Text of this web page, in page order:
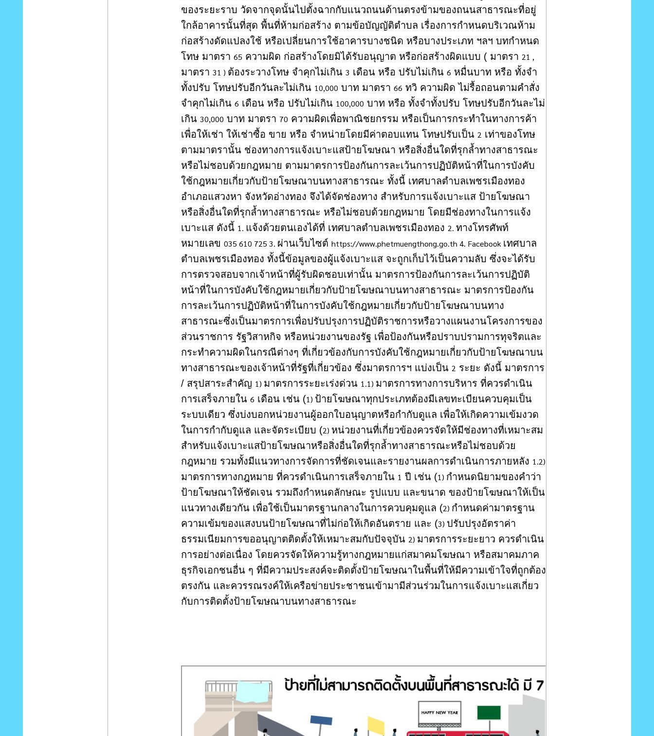
ของระยะราบ วัดจากจุดนั้นไปตั้งฉากกับแนวถนนด้านตรงข้ามของถนนสาธารณะที่อยู่
ใกล้อาคารนั้นที่สุด พื้นที่ห้ามก่อสร้าง ตามข้อบัญญัติตำบล เรื่องการกำหนดบริเวณห้าม
ก่อสร้างดัดแปลงใช้ หรือเปลี่ยนการใช้อาคารบางชนิด หรือบางประเภท ฯลฯ บทกำหนด
โทษ มาตรา 65 ความผิด ก่อสร้างโดยมิได้รับอนุญาต หรือก่อสร้างผิดแบบ ( มาตรา 21 ,
มาตรา 31 ) ต้องระวางโทษ จำคุกไม่เกิน 3 เดือน หรือ ปรับไม่เกิน 6 หมื่นบาท หรือ ทั้งจำ
ทั้งปรับ โทษปรับอีกวันละไม่เกิน 10,000 บาท มาตรา 66 ทวิ ความผิด ไม่รื้อถอนตามคำสั่ง
จำคุกไม่เกิน 6 เดือน หรือ ปรับไม่เกิน 100,000 บาท หรือ ทั้งจำทั้งปรับ โทษปรับอีกวันละไม่
เกิน 30,000 บาท มาตรา 70 ความผิดเพื่อพาณิชยกรรม หรือเป็นการกระทำในทางการค้า
เพื่อให้เช่า ให้เช่าซื้อ ขาย หรือ จำหน่ายโดยมีค่าตอบแทน โทษปรับเป็น 2 เท่าของโทษ
ตามมาตรานั้น ช่องทางการแจ้งเบาะแสป้ายโฆษณา หรือสิ่งอื่นใดที่รุกล้ำทางสาธารณะ
หรือไม่ชอบด้วยกฎหมาย ตามมาตรการป้องกันการละเว้นการปฏิบัติหน้าที่ในการบังคับ
ใช้กฎหมายเกี่ยวกับป้ายโฆษณาบนทางสาธารณะ ทั้งนี้ เทศบาลตำบลเพชรเมืองทอง
อำเภอแสวงหา จังหวัดอ่างทอง จึงได้จัดช่องทาง สำหรับการแจ้งเบาะแส ป้ายโฆษณา
หรือสิ่งอื่นใดที่รุกล้ำทางสาธารณะ หรือไม่ชอบด้วยกฎหมาย โดยมีช่องทางในการแจ้ง
เบาะแส ดังนี้ 1. แจ้งด้วยตนเองได้ที่ เทศบาลตำบลเพชรเมืองทอง 2. ทางโทรศัพท์
หมายเลข 035 610 725 3. ผ่านเว็บไซต์ https://www.phetmuengthong.go.th 4. Facebook เทศบาล
ตำบลเพชรเมืองทอง ทั้งนี้ข้อมูลของผู้แจ้งเบาะแส จะถูกเก็บไว้เป็นความลับ ซึ่งจะได้รับ
การตรวจสอบจากเจ้าหน้าที่ผู้รับผิดชอบเท่านั้น มาตรการป้องกันการละเว้นการปฏิบัติ
หน้าที่ในการบังคับใช้กฎหมายเกี่ยวกับป้ายโฆษณาบนทางสาธารณะ มาตรการป้องกัน
การละเว้นการปฏิบัติหน้าที่ในการบังคับใช้กฎหมายเกี่ยวกับป้ายโฆษณาบนทาง
สาธารณะซึ่งเป็นมาตรการเพื่อปรับปรุงการปฏิบัติราชการหรือวางแผนงานโครงการของ
ส่วนราชการ รัฐวิสาหกิจ หรือหน่วยงานของรัฐ เพื่อป้องกันหรือปราบปรามการทุจริตและ
กระทำความผิดในกรณีต่างๆ ที่เกี่ยวข้องกับการบังคับใช้กฎหมายเกี่ยวกับป้ายโฆษณาบน
ทางสาธารณะของเจ้าหน้าที่รัฐที่เกี่ยวข้อง ซึ่งมาตรการฯ แบ่งเป็น 2 ระยะ ดังนี้ มาตรการ
/ สรุปสาระสำคัญ 1) มาตรการระยะเร่งด่วน 1.1) มาตรการทางการบริหาร ที่ควรดำเนิน
การเสร็จภายใน 6 เดือน เช่น (1) ป้ายโฆษณาทุกประเภทต้องมีเลขทะเบียนควบคุมเป็น
ระบบเดียว ซึ่งบ่งบอกหน่วยงานผู้ออกใบอนุญาตหรือกำกับดูแล เพื่อให้เกิดความเข้มงวด
ในการกำกับดูแล และจัดระเบียบ (2) หน่วยงานที่เกี่ยวข้องควรจัดให้มีช่องทางที่เหมาะสม
สำหรับแจ้งเบาะแสป้ายโฆษณาหรือสิ่งอื่นใดที่รุกล้ำทางสาธารณะหรือไม่ชอบด้วย
กฎหมาย รวมทั้งมีแนวทางการจัดการที่ชัดเจนและรายงานผลการดำเนินการภายหลัง 1.2)
มาตรการทางกฎหมาย ที่ควรดำเนินการเสร็จภายใน 1 ปี เช่น (1) กำหนดนิยามของคำว่า
ป้ายโฆษณาให้ชัดเจน รวมถึงกำหนดลักษณะ รูปแบบ และขนาด ของป้ายโฆษณาให้เป็น
แนวทางเดียวกัน เพื่อใช้เป็นมาตรฐานกลางในการควบคุมดูแล (2) กำหนดค่ามาตรฐาน
ความเข้มของแสงบนป้ายโฆษณาที่ไม่ก่อให้เกิดอันตราย และ (3) ปรับปรุงอัตราค่า
ธรรมเนียมการขออนุญาตติดตั้งให้เหมาะสมกับปัจจุบัน 2) มาตรการระยะยาว ควรดำเนิน
การอย่างต่อเนื่อง โดยควรจัดให้ความรู้ทางกฎหมายแก่สมาคมโฆษณา หรือสมาคมภาค
ธุรกิจเอกชนอื่น ๆ ที่มีความประสงค์จะติดตั้งป้ายโฆษณาในพื้นที่ให้มีความเข้าใจที่ถูกต้อง
ตรงกัน และควรรณรงค์ให้เครือข่ายประชาชนเข้ามามีส่วนร่วมในการแจ้งเบาะแสเกี่ยว
กับการติดตั้งป้ายโฆษณาบนทางสาธารณะ